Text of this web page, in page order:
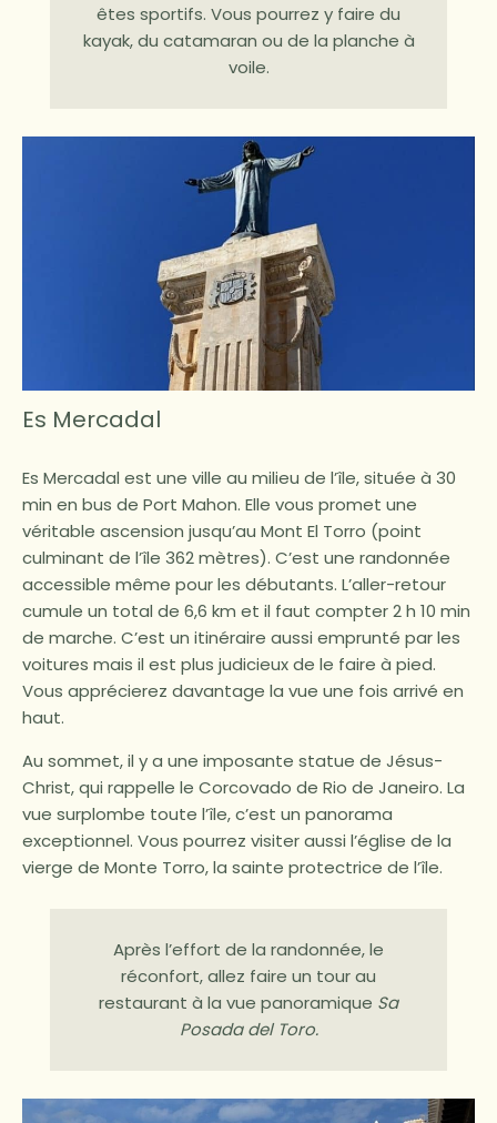
êtes sportifs. Vous pourrez y faire du
kayak, du catamaran ou de la planche à
voile.
Es Mercadal
Es Mercadal est une ville au milieu de l’île, située à 30
min en bus de Port Mahon. Elle vous promet une
véritable ascension jusqu’au Mont El Torro (point
culminant de l’île 362 mètres). C’est une randonnée
accessible même pour les débutants. L’aller-retour
cumule un total de 6,6 km et il faut compter 2 h 10 min
de marche. C’est un itinéraire aussi emprunté par les
voitures mais il est plus judicieux de le faire à pied.
Vous apprécierez davantage la vue une fois arrivé en
haut.
Au sommet, il y a une imposante statue de Jésus-
Christ, qui rappelle le Corcovado de Rio de Janeiro. La
vue surplombe toute l’île, c’est un panorama
exceptionnel. Vous pourrez visiter aussi l’église de la
vierge de Monte Torro, la sainte protectrice de l’île.
Après l’effort de la randonnée, le
réconfort, allez faire un tour au
restaurant à la vue panoramique Sa
Posada del Toro.